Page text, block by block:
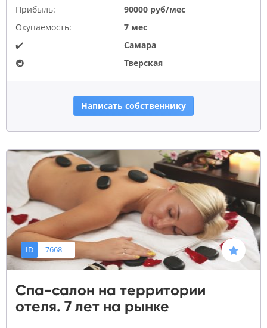
Прибыль:
90000 руб/мес
Окупаемость:
7 мес
✔️
Самара
🚇
Тверская
Написать собственнику
ID 7668
Спа-салон на территории
отеля. 7 лет на рынке